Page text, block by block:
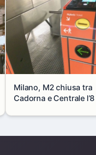
Milano, M2 chiusa tra
Cadorna e Centrale
alternative